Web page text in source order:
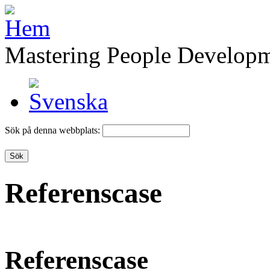
Mastering People
Sök på denna webbplats:
Referenscase
Referenscase